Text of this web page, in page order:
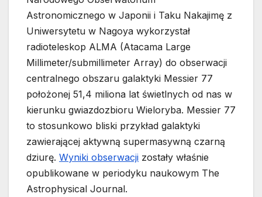
Astronomicznego w Japonii i Taku Nakajimę z
Uniwersytetu w Nagoya wykorzystał
radioteleskop ALMA (Atacama Large
Millimeter/submillimeter Array) do obserwacji
centralnego obszaru galaktyki Messier 77
położonej 51,4 miliona lat świetlnych od nas w
kierunku gwiazdozbioru Wieloryba. Messier 77
to stosunkowo bliski przykład galaktyki
zawierającej aktywną supermasywną czarną
dziurę. Wyniki obserwacji zostały właśnie
opublikowane w periodyku naukowym The
Astrophysical Journal.